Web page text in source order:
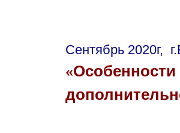
Сентябрь 2020г,
«Особенности